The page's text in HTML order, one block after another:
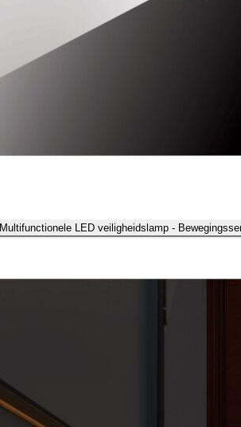
Multifunctionele LED veiligheidslamp -